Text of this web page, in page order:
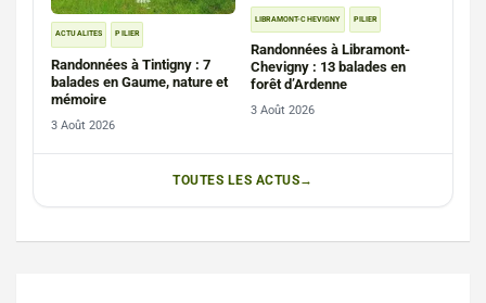
ACTUALITES PILIER
Randonnées à Tintigny : 7
balades en Gaume, nature et
mémoire
3 Août 2026
LIBRAMONT-CHEVIGNY PILIER
Randonnées à Libramont-
Chevigny : 13 balades en
forêt d’Ardenne
3 Août 2026
TOUTES LES ACTUS